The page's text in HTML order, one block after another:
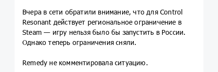
Вчера в сети обратили внимание, что для Control
Resonant действует региональное ограничение в
Steam — игру нельзя было бы запустить в России.
Однако теперь ограничения сняли.
Remedy не комментировала ситуацию.